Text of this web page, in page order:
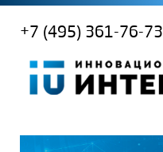
+7 (495) 361-76-73